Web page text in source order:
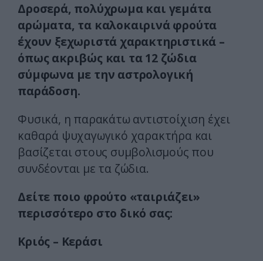
Δροσερά, πολύχρωμα και γεμάτα
αρώματα, τα καλοκαιρινά φρούτα
έχουν ξεχωριστά χαρακτηριστικά –
όπως ακριβώς και τα 12 ζώδια
σύμφωνα με την αστρολογική
παράδοση.
Φυσικά, η παρακάτω αντιστοίχιση έχει
καθαρά ψυχαγωγικό χαρακτήρα και
βασίζεται στους συμβολισμούς που
συνδέονται με τα ζώδια.
Δείτε ποιο φρούτο «ταιριάζει»
περισσότερο στο δικό σας:
Κριός – Κεράσι